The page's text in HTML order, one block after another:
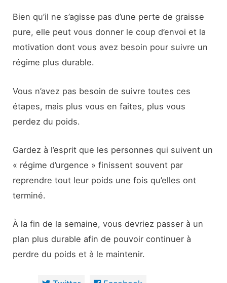
Bien qu’il ne s’agisse pas d’une perte de graisse
pure, elle peut vous donner le coup d’envoi et la
motivation dont vous avez besoin pour suivre un
régime plus durable.
Vous n’avez pas besoin de suivre toutes ces
étapes, mais plus vous en faites, plus vous
perdez du poids.
Gardez à l’esprit que les personnes qui suivent un
« régime d’urgence » finissent souvent par
reprendre tout leur poids une fois qu’elles ont
terminé.
À la fin de la semaine, vous devriez passer à un
plan plus durable afin de pouvoir continuer à
perdre du poids et à le maintenir.